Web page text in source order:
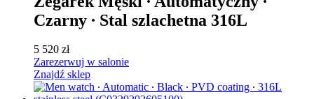
Czarny ∙ Stal szlachetna 316L
5 520 zł
Zarezerwuj w salonie
Znajdź sklep